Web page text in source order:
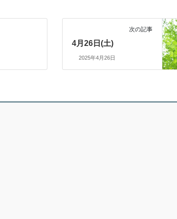
次の記事
4月26日(土)
2025年4月26日